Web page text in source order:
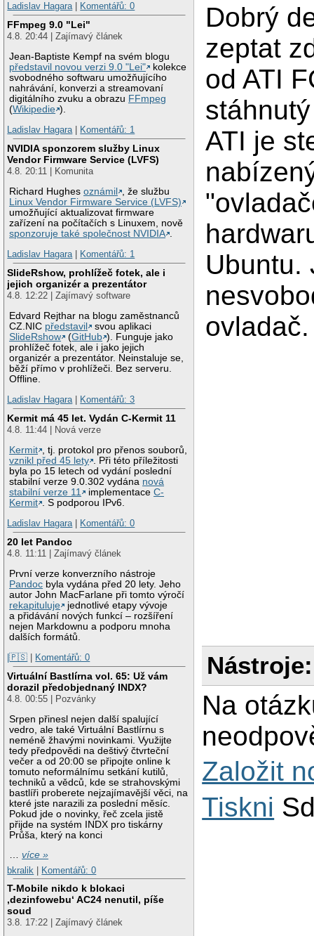
Ladislav Hagara| Komentářů: 0
FFmpeg 9.0 "Lei"
4.8. 20:44 | Zajímavý článek
Jean-Baptiste Kempf na svém blogu
představil novou verzi 9.0 "Lei"
kolekce
svobodného softwaru umožňujícího
nahrávání, konverzi a streamovaní
digitálního zvuku a obrazu FFmpeg
(Wikipedie ).
Ladislav Hagara| Komentářů: 1
NVIDIA sponzorem služby Linux
Vendor Firmware Service (LVFS)
4.8. 20:11 | Komunita
Richard Hughesoznámil
, že službu
Linux Vendor Firmware Service (LVFS)
umožňující aktualizovat firmware
zařízení na počítačích s Linuxem, nově
sponzoruje také společnost NVIDIA
Ladislav Hagara| Komentářů: 1
SlideRshow, prohlížeč fotek, ale i
jejich organizér a prezentátor
4.8. 12:22 | Zajímavý software
Edvard Rejthar na blogu zaměstnanců
CZ.NIC představil
svou aplikaci
SlideRshow
(GitHub ). Funguje jako
prohlížeč fotek, ale i jako jejich
organizér a prezentátor. Neinstaluje se,
běží přímo v prohlížeči. Bez serveru.
Offline.
Ladislav Hagara| Komentářů: 3
Kermit má 45 let. Vydán C-Kermit 11
4.8. 11:44 | Nová verze
Kermit
, tj. protokol pro přenos souborů,
vznikl před 45 lety
. Při této příležitosti
byla po 15 letech od vydání poslední
stabilní verze 9.0.302 vydána nová
stabilní verze 11
implementaceC-
Kermit
. S podporou IPv6.
Ladislav Hagara| Komentářů: 0
20 let Pandoc
4.8. 11:11 | Zajímavý článek
První verze konverzního nástroje
Pandoc byla vydána před 20 lety. Jeho
autor John MacFarlane při tomto výročí
rekapituluje
jednotlivé etapy vývoje
a přidávání nových funkcí – rozšíření
nejen Markdownu a podporu mnoha
dalších formátů.
|🇵🇸
Komentářů: 0
Virtuální Bastlírna vol. 65: Už vám
dorazil předobjednaný INDX?
4.8. 00:55 | Pozvánky
Srpen přinesl nejen další spalující
vedro, ale také Virtuální Bastlírnu s
neméně žhavými novinkami. Využijte
tedy předpovědi na deštivý čtvrteční
večer a od 20:00 se připojte online k
tomuto neformálnímu setkání kutilů,
techniků a vědců, kde se strahovskými
bastlíři proberete nejzajímavější věci, na
které jste narazili za poslední měsíc.
Pokud jde o novinky, řeč zcela jistě
přijde na systém INDX pro tiskárny
Průša, který na konci
…více »
bkralik | Komentářů: 0
T-Mobile nikdo k blokaci
‚dezinfowebu‘ AC24 nenutil, píše
soud
3.8. 17:22 | Zajímavý článek
Dobrý
zeptat
od ATI
ATI je
Ubuntu.
Nástroje:
Na
Založit
Tiskni